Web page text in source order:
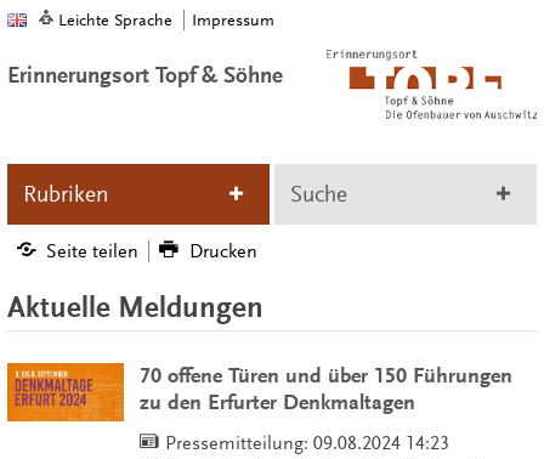
Leichte Sprache Impressum
Erinnerungsort Topf & Söhne
Rubriken Suche
Seite teilen Drucken
Aktuelle Meldungen
70 offene Türen und über 150 Führungen
zu den Erfurter Denkmaltagen
Pressemitteilung: 09.08.2024 14:23